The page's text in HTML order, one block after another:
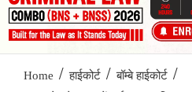
Home / हाईकोर्ट / बॉम्बे हाईकोर्ट /